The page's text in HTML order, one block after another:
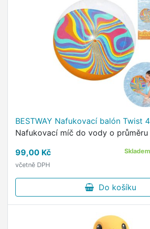
BESTWAY Nafukovací balón Twist
Nafukovací míč do vody o průměru
99,00 Kč
včetně DPH
Do košíku